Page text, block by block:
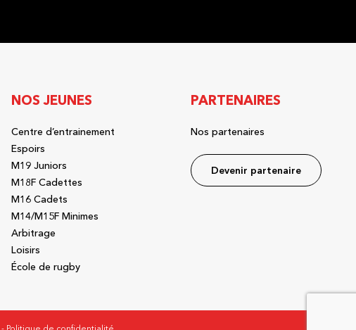
NOS JEUNES
Centre d’entrainement
Espoirs
M19 Juniors
M18F Cadettes
M16 Cadets
M14/M15F Minimes
Arbitrage
Loisirs
École de rugby
PARTENAIRES
Nos partenaires
Devenir partenaire